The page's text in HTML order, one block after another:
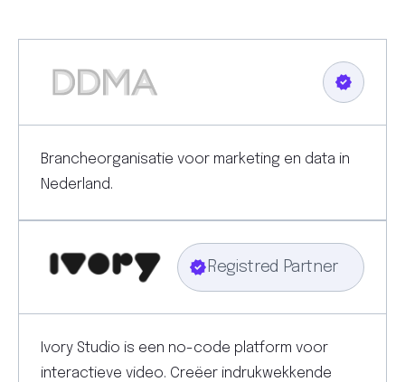
Brancheorganisatie voor marketing en data in
Nederland.
Registred Partner
Ivory Studio is een no-code platform voor
interactieve video. Creëer indrukwekkende